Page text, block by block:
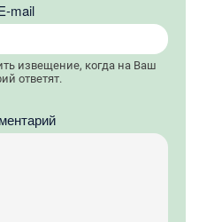
mail
извещение, когда на Ваш
ответят.